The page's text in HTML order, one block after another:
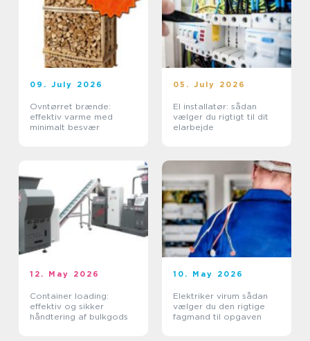
09. July 2026
Ovntørret brænde:
effektiv varme med
minimalt besvær
05. July 2026
El installatør: sådan
vælger du rigtigt til dit
elarbejde
12. May 2026
Container loading:
effektiv og sikker
håndtering af bulkgods
10. May 2026
Elektriker virum sådan
vælger du den rigtige
fagmand til opgaven